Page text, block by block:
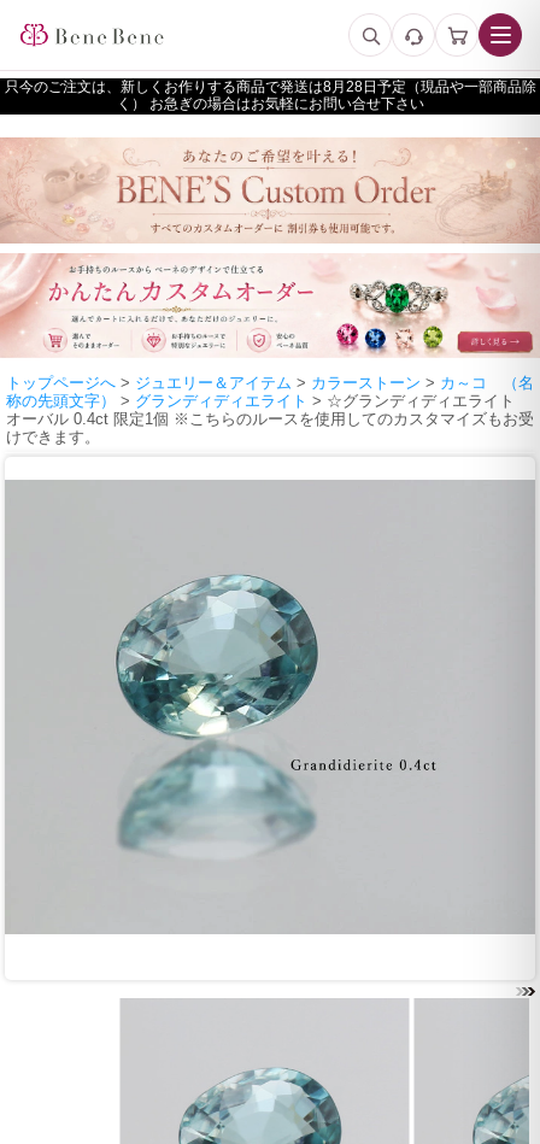
只今のご注文は、新しくお作りする商品で発送は
予定（現品や一部商品除
く） お急ぎの場合はお気軽にお問い合せ下さい
トップページへ > ジュエリー＆アイテム > カラーストーン > カ～コ （名
称の先頭文字）
> グランディディエライト > ☆グランディディエライト
オーバル 0.4ct 限定1個 ※こちらのルースを使用してのカスタマイズもお受
けできます。